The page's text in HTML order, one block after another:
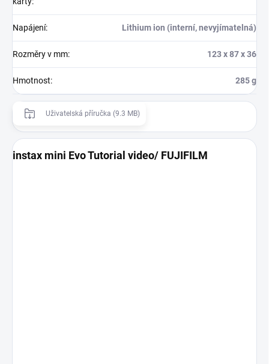
Napájení: Lithium ion (interní, nevyjímatelná)
Rozměry v mm: 123 x 87 x 36
Hmotnost: 285 g
Uživatelská příručka (9.3 MB)
instax mini Evo Tutorial video/ FUJIFILM